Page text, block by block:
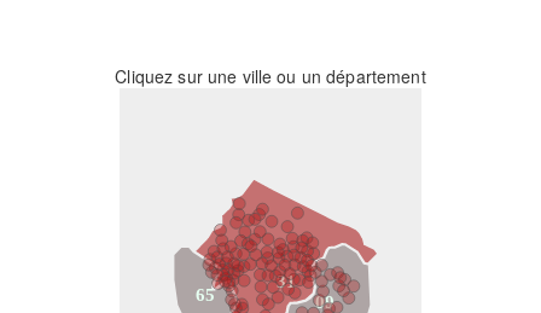
Cliquez sur une ville ou un département
31
09
65